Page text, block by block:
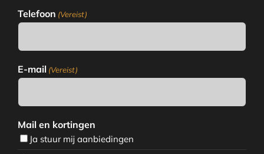
Telefoon (Vereist)
E-mail (Vereist)
Mail en kortingen
Ja stuur mij aanbiedingen